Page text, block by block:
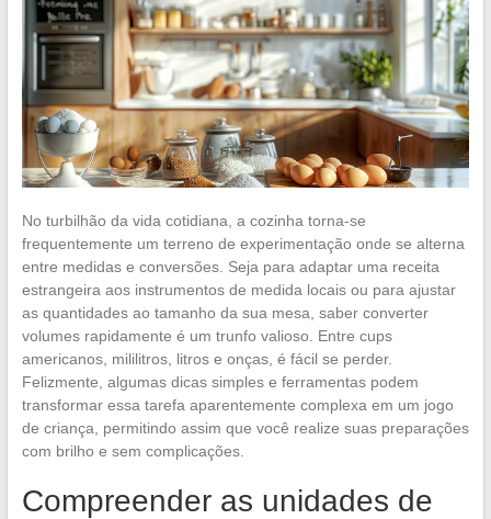
No turbilhão da vida cotidiana, a cozinha torna-se
frequentemente um terreno de experimentação onde se alterna
entre medidas e conversões. Seja para adaptar uma receita
estrangeira aos instrumentos de medida locais ou para ajustar
as quantidades ao tamanho da sua mesa, saber converter
volumes rapidamente é um trunfo valioso. Entre cups
americanos, mililitros, litros e onças, é fácil se perder.
Felizmente, algumas dicas simples e ferramentas podem
transformar essa tarefa aparentemente complexa em um jogo
de criança, permitindo assim que você realize suas preparações
com brilho e sem complicações.
Compreender as unidades de